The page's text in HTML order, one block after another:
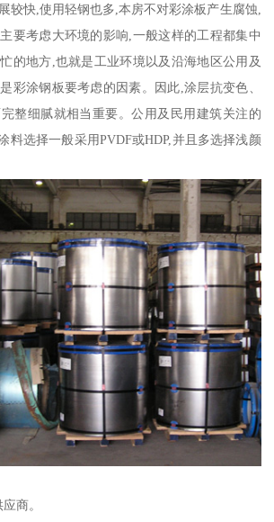
较快,使用轻钢也多,本房不对彩涂板产生腐蚀,
要考虑大环境的影响,一般这样的工程都集中
的地方,也就是工业环境以及沿海地区公用及
彩涂钢板要考虑的因素。因此,涂层抗变色、
整细腻就相当重要。公用及民用建筑关注的
料选择一般采用PVDF或HDP,并且多选择浅颜
商。